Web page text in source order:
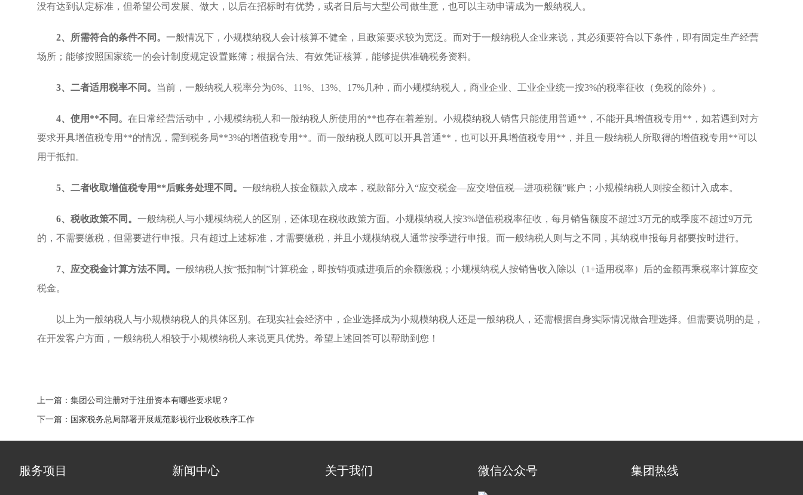
没有达到认定标准，但希望公司发展、做大，以后在招标时有优势，或者日后与大型公司做生意，也可以主动申请成为一般纳税人。
2、所需符合的条件不同。 一般情况下，小规模纳税人会计核算不健全，且政策要求较为宽泛。而对于一般纳税人企业来说，其必须要符合以下条件，即有固定生产经营
场所；能够按照国家统一的会计制度规定设置账簿；根据合法、有效凭证核算，能够提供准确税务资料。
3、二者适用税率不同。 当前，一般纳税人税率分为6%、11%、13%、17%几种，而小规模纳税人，商业企业、工业企业统一按3%的税率征收（免税的除外）。
4、使用**不同。 在日常经营活动中，小规模纳税人和一般纳税人所使用的**也存在着差别。小规模纳税人销售只能使用普通**，不能开具增值税专用**，如若遇到对方
要求开具增值税专用**的情况，需到税务局**3%的增值税专用**。而一般纳税人既可以开具普通**，也可以开具增值税专用**，并且一般纳税人所取得的增值税专用**可以
用于抵扣。
5、二者收取增值税专用**后账务处理不同。 一般纳税人按金额款入成本，税款部分入“应交税金—应交增值税—进项税额”账户；小规模纳税人则按全额计入成本。
6、税收政策不同。 一般纳税人与小规模纳税人的区别，还体现在税收政策方面。小规模纳税人按3%增值税税率征收，每月销售额度不超过3万元的或季度不超过9万元
的，不需要缴税，但需要进行申报。只有超过上述标准，才需要缴税，并且小规模纳税人通常按季进行申报。而一般纳税人则与之不同，其纳税申报每月都要按时进行。
7、应交税金计算方法不同。 一般纳税人按“抵扣制”计算税金，即按销项减进项后的余额缴税；小规模纳税人按销售收入除以（1+适用税率）后的金额再乘税率计算应交
税金。
以上为一般纳税人与小规模纳税人的具体区别。在现实社会经济中，企业选择成为小规模纳税人还是一般纳税人，还需根据自身实际情况做合理选择。但需要说明的是，
在开发客户方面，一般纳税人相较于小规模纳税人来说更具优势。希望上述回答可以帮助到您！
上一篇： 集团公司注册对于注册资本有哪些要求呢？
下一篇： 国家税务总局部署开展规范影视行业税收秩序工作
服务项目 新闻中心 关于我们 微信公众号 集团热线